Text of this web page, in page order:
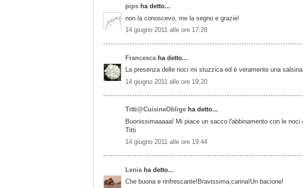
pips ha detto...
non la conoscevo, me la segno e grazie!
14 giugno 2011 alle ore 17:28
Francesca ha detto...
La presenza delle noci mi stuzzica ed è veramente una
14 giugno 2011 alle ore 19:20
Titti@CuisineOblige ha detto...
Buonissimaaaaa! Mi piace un sacco l'abbinamento con le noci
Titti
14 giugno 2011 alle ore 19:44
Lenia ha detto...
Che buona e rinfrescante!Bravissima,carina!Un bacione!